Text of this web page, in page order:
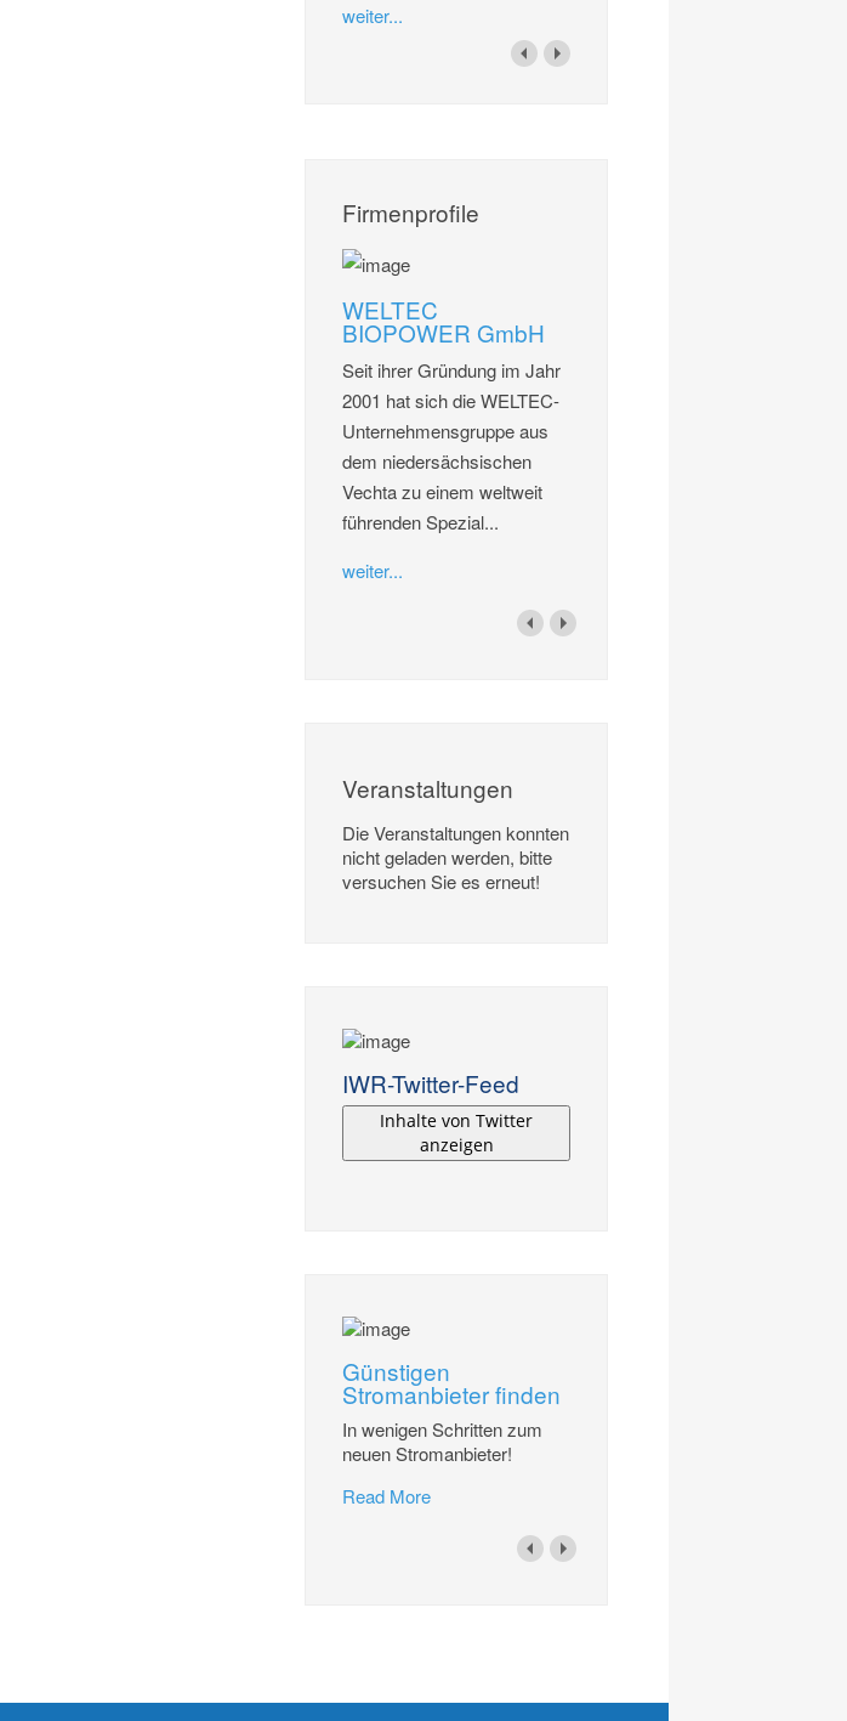
weiter...
Firmenprofile
WELTEC
BIOPOWER GmbH
Seit ihrer Gründung im Jahr
2001 hat sich die WELTEC-
Unternehmensgruppe aus
dem niedersächsischen
Vechta zu einem weltweit
führenden Spezial...
weiter...
Veranstaltungen
Die Veranstaltungen konnten
nicht geladen werden, bitte
versuchen Sie es erneut!
IWR-Twitter-Feed
Inhalte von Twitter
anzeigen
Günstigen
Stromanbieter finden
In wenigen Schritten zum
neuen Stromanbieter!
Read More